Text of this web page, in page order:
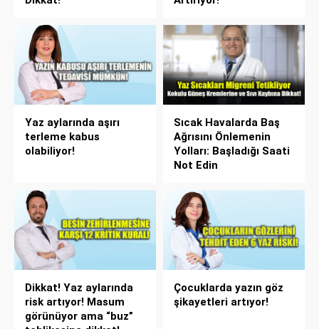
Yaz aylarında aşırı
terleme kabus
olabiliyor!
Sıcak Havalarda Baş
Ağrısını Önlemenin
Yolları: Başladığı Saati
Not Edin
Dikkat! Yaz aylarında
risk artıyor! Masum
görünüyor ama “buz”
Çocuklarda yazın göz
şikayetleri artıyor!